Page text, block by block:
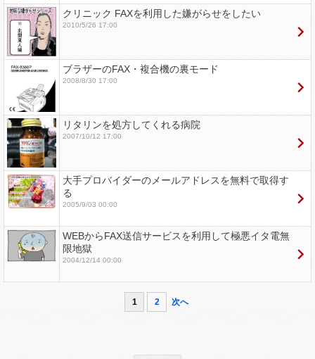
クリニック FAXを利用した嫌がらせをしたい
2010/5/26 17:00
ブラザーのFAX・複合機の裏モード
2008/8/30 17:00
リタリンを処方してくれる病院
2007/10/12 17:00
大手プロバイダーのメールアドレスを無料で取得す
る
2005/9/03 00:00
WEBからFAX送信サービスを利用して極悪イタ電無
限地獄
2004/12/14 00:00
1 2 次へ